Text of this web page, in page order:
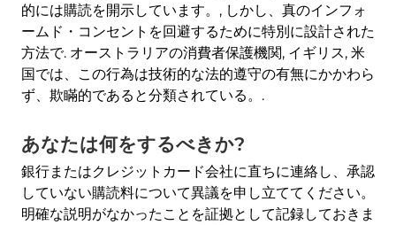
的には購読を開示しています。, しかし、真のインフォ
ームド・コンセントを回避するために特別に設計された
方法で. オーストラリアの消費者保護機関, イギリス, 米
国では、この行為は技術的な法的遵守の有無にかかわら
ず、欺瞞的であると分類されている。.
あなたは何をするべきか?
銀行またはクレジットカード会社に直ちに連絡し、承認
していない購読料について異議を申し立ててください。
明確な説明がなかったことを証拠として記録しておきま